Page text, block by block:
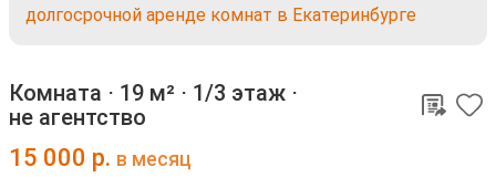
долгосрочной аренде комнат в Екатеринбурге
Комната ⋅ 19 м² ⋅ 1/3 этаж ⋅
не агентство
15 000 р. в месяц